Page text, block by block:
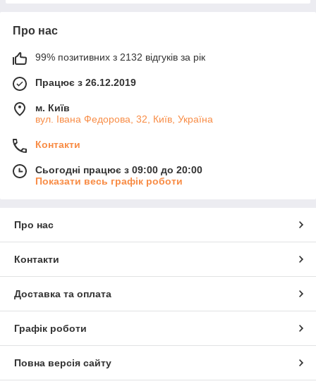
Про нас
99% позитивних з 2132 відгуків за рік
Працює з 26.12.2019
м. Київ
вул. Івана Федорова, 32, Київ, Україна
Контакти
Сьогодні працює з 09:00 до 20:00
Показати весь графік роботи
Про нас
Контакти
Доставка та оплата
Графік роботи
Повна версія сайту